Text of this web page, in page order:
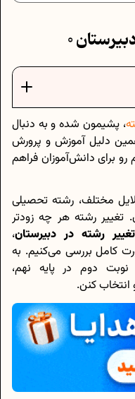
، پشیمون شده و به دنبال
دلیل آموزش و پرورش
رو برای دانش‌آموزان فراهم
مختلف، رشته تحصیلی
تغییر رشته هر چه زودتر
تغییر رشته در دبیرستان،
کامل بررسی می‌کنیم. به
دوم در پایه نهم،
انتخاب کنن.